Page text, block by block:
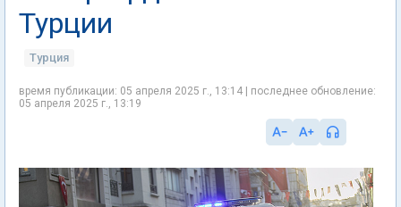
Турции
Турция
время публикации: 05 апреля 2025 г., 13:14 | последнее обновление:
05 апреля 2025 г., 13:19